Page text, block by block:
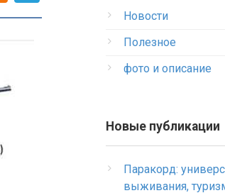
Новости
Полезное
фото и описание
Новые публикации
Паракорд:
выживания,